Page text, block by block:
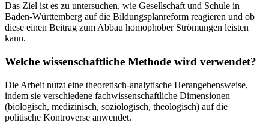
Das Ziel ist es zu untersuchen, wie Gesellschaft und Schule in
Baden-Württemberg auf die Bildungsplanreform reagieren und ob
diese einen Beitrag zum Abbau homophober Strömungen leisten
kann.
Welche wissenschaftliche Methode wird verwendet?
Die Arbeit nutzt eine theoretisch-analytische Herangehensweise,
indem sie verschiedene fachwissenschaftliche Dimensionen
(biologisch, medizinisch, soziologisch, theologisch) auf die
politische Kontroverse anwendet.